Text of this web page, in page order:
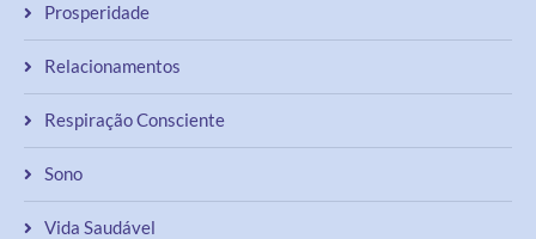
Prosperidade
Relacionamentos
Respiração Consciente
Sono
Vida Saudável